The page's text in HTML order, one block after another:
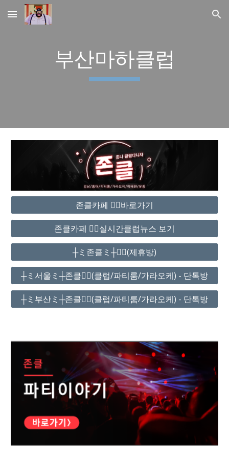
Skip to main content Skip to navigation
부산마하클럽
존클카페 ❤️‍🔥바로가기
존클카페 ❤️‍🔥실시간클럽뉴스 보기
┼ミ존클ミ┼❤️‍🔥(제휴방)
┼ミ서울ミ┼존클❤️‍🔥(클럽/파티룸/가라오케) - 단톡방
┼ミ부산ミ┼존클❤️‍🔥(클럽/파티룸/가라오케) - 단톡방